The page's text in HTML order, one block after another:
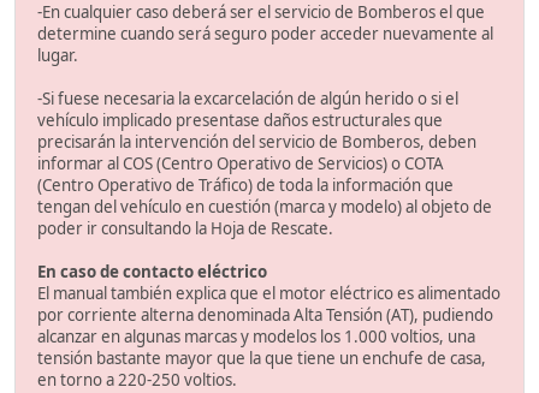
-En cualquier caso deberá ser el servicio de Bomberos el que
determine cuando será seguro poder acceder nuevamente al
lugar.
-Si fuese necesaria la excarcelación de algún herido o si el
vehículo implicado presentase daños estructurales que
precisarán la intervención del servicio de Bomberos, deben
informar al COS (Centro Operativo de Servicios) o COTA
(Centro Operativo de Tráfico) de toda la información que
tengan del vehículo en cuestión (marca y modelo) al objeto de
poder ir consultando la Hoja de Rescate.
En caso de contacto eléctrico
El manual también explica que el motor eléctrico es alimentado
por corriente alterna denominada Alta Tensión (AT), pudiendo
alcanzar en algunas marcas y modelos los 1.000 voltios, una
tensión bastante mayor que la que tiene un enchufe de casa,
en torno a 220-250 voltios.